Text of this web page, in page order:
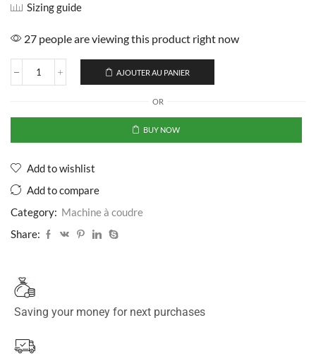
Sizing guide
27 people are viewing this product right now
AJOUTER AU PANIER
OR
BUY NOW
Add to wishlist
Add to compare
Category: Machine à coudre
Share:
Saving your money for next purchases